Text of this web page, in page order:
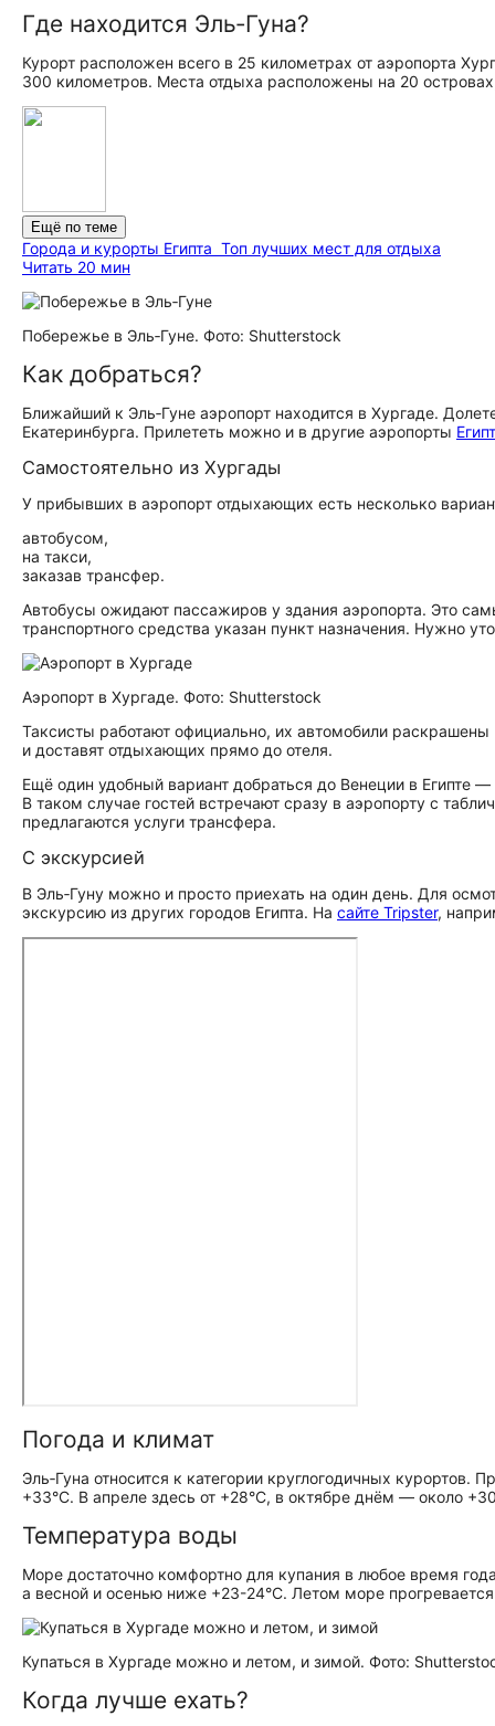
Где находится Эль‑Гуна?
Курорт расположен всего в 25 километрах от аэропорта
300 километров. Места отдыха расположены на 20
Ещё по теме
Города и курорты Египта Топ лучших мест для отдыха
Читать 20 мин
Побережье в Эль‑Гуне. Фото: Shutterstock
Как добраться?
Ближайший к Эль‑Гуне аэропорт находится в Хургаде.
Екатеринбурга. Прилететь можно и в другие аэропорты
Самостоятельно из Хургады
У прибывших в аэропорт отдыхающих есть несколько
автобусом,
на такси,
заказав трансфер.
Автобусы ожидают пассажиров у здания аэропорта. Это
транспортного средства указан пункт назначения. Нужно
Аэропорт в Хургаде. Фото: Shutterstock
Таксисты работают официально, их автомобили
и доставят отдыхающих прямо до отеля.
Ещё один удобный вариант добраться до Венеции в Египте —
В таком случае гостей встречают сразу в аэропорту с
предлагаются услуги трансфера.
С экскурсией
В Эль‑Гуну можно и просто приехать на один день. Для
экскурсию из других городов Египта. На сайте Tripster,
Погода и климат
Эль‑Гуна относится к категории круглогодичных
+33°С. В апреле здесь от +28°С, в октябре днём — около
Температура воды
Море достаточно комфортно для купания в любое время
а весной и осенью ниже +23-24°С. Летом море
Купаться в Хургаде можно и летом, и зимой. Фото:
Когда лучше ехать?